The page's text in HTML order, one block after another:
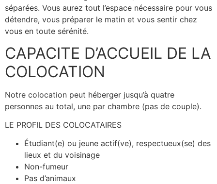
séparées. Vous aurez tout l’espace nécessaire pour vous
détendre, vous préparer le matin et vous sentir chez
vous en toute sérénité.
CAPACITE D’ACCUEIL DE LA
COLOCATION
Notre colocation peut héberger jusqu’à quatre
personnes au total, une par chambre (pas de couple).
LE PROFIL DES COLOCATAIRES
Étudiant(e) ou jeune actif(ve), respectueux(se) des
lieux et du voisinage
Non-fumeur
Pas d’animaux